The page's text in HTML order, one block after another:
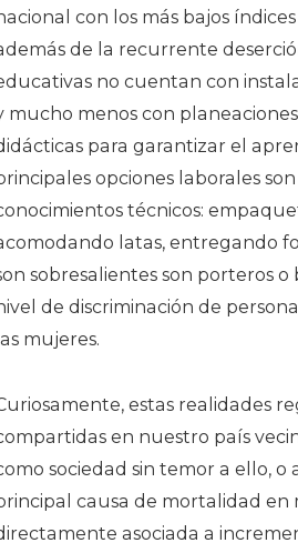
con los más bajos
de la recurrente
no cuentan con
mucho menos con
para garantizar el
opciones laborales
técnicos:
latas, entregando
sobresalientes son porteros
de discriminación de
las mujeres.
estas realidades
en nuestro país
sociedad sin temor a ello,
causa de mortalidad en
asociada a